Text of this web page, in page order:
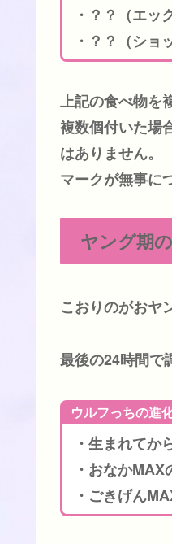
・？？（エッ
・？？（ショ
上記の食べ物を
複数個付いた場
はありません。
マークが無事に
ヤング期
こおりのがおヤ
最後の24時間で
ウルフっちの進
・生まれてか
・おなか
・ごきげん